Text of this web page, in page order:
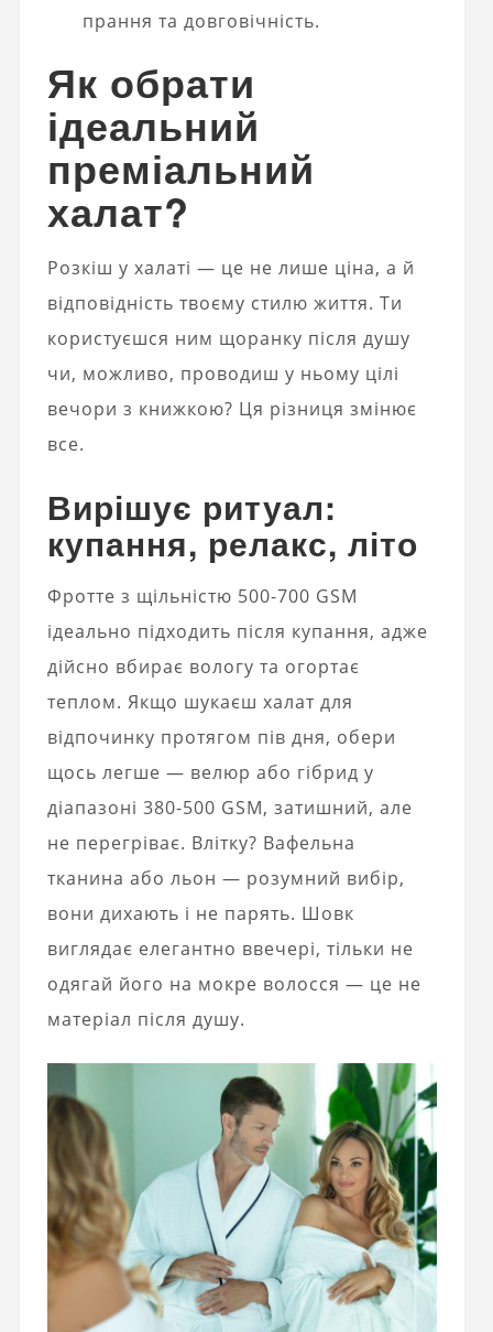
прання та довговічність.
Як обрати
ідеальний
преміальний
халат?
Розкіш у халаті — це не лише ціна, а й
відповідність твоєму стилю життя. Ти
користуєшся ним щоранку після душу
чи, можливо, проводиш у ньому цілі
вечори з книжкою? Ця різниця змінює
все.
Вирішує ритуал:
купання, релакс, літо
Фротте з щільністю 500-700 GSM
ідеально підходить після купання, адже
дійсно вбирає вологу та огортає
теплом. Якщо шукаєш халат для
відпочинку протягом пів дня, обери
щось легше — велюр або гібрид у
діапазоні 380-500 GSM, затишний, але
не перегріває. Влітку? Вафельна
тканина або льон — розумний вибір,
вони дихають і не парять. Шовк
виглядає елегантно ввечері, тільки не
одягай його на мокре волосся — це не
матеріал після душу.